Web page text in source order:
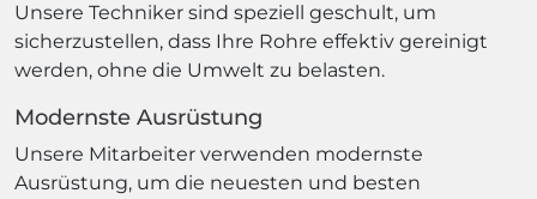
Unsere Techniker sind speziell geschult, um
sicherzustellen, dass Ihre Rohre effektiv gereinigt
werden, ohne die Umwelt zu belasten.
Modernste Ausrüstung
Unsere Mitarbeiter verwenden modernste
Ausrüstung, um die neuesten und besten